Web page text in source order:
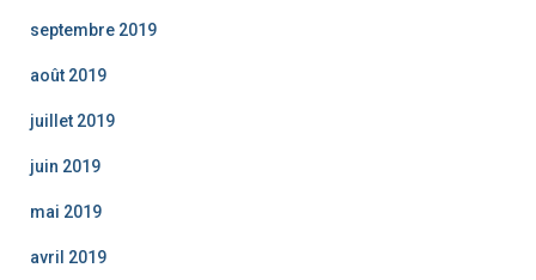
septembre 2019
août 2019
juillet 2019
juin 2019
mai 2019
avril 2019